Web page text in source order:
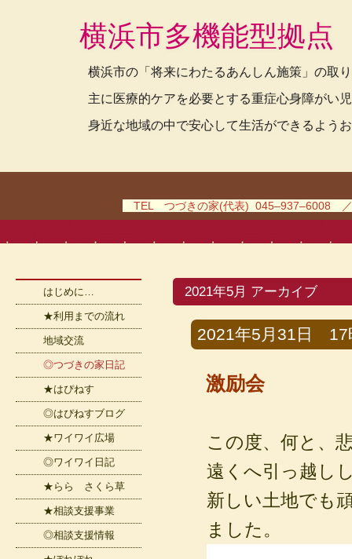
横浜市多機能型拠
横浜市の「将来にわたるあんしん施策」の取
主に医療的ケアを必要とする重症心身障がい
身近な地域の中で安心して生活ができるよう
TEL つづきの家(代表) 045–937–6008
2021年5月 アーカイブ
2021年5月31日 17
激励会
この度、何と、
遠くへ引っ越し
新しい土地でも
ました。
はじめに…
★利用までの流れ
地域交流
◎つづきの家日記
★はぴねす
◎はぴねすブログ
★ワイワイ広場
◎ワイワイ日記
★らら さくら草
★相談支援事業
◎相談支援情報